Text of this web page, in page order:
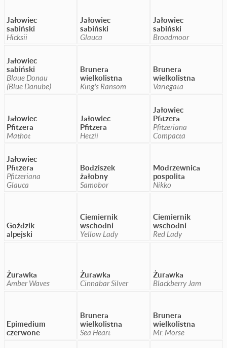
Jałowiec
sabiński
Hicksii
Jałowiec
sabiński
Glauca
Jałowiec
sabiński
Broadmoor
Jałowiec
sabiński
Blaue Donau
(Blue Danube)
Brunera
wielkolistna
King's Ransom
Brunera
wielkolistna
Variegata
Jałowiec
Pfitzera
Mathot
Jałowiec
Pfitzera
Hetzii
Jałowiec
Pfitzera
Pfitzeriana
Compacta
Jałowiec
Pfitzera
Pfitzeriana
Glauca
Bodziszek
żałobny
Samobor
Modrzewnica
pospolita
Nikko
Goździk
alpejski
Ciemiernik
wschodni
Yellow Lady
Ciemiernik
wschodni
Red Lady
Żurawka
Amber Waves
Żurawka
Cinnabar Silver
Żurawka
Blackberry Jam
Epimedium
czerwone
Brunera
wielkolistna
Sea Heart
Brunera
wielkolistna
Mr. Morse